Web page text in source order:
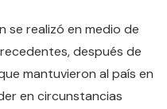
se realizó en medio de
después de
mantuvieron al país en
en circunstancias